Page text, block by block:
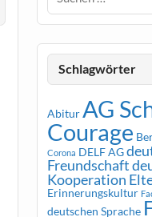
Schlagwörter
AbiturAG
Courage
Corona DELF AG
Freundschaft
Kooperation
Erinnerungskultur
deutschen Sprache